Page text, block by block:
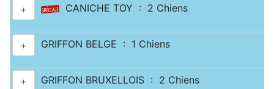
+ CANICHE TOY : 2 Chiens
+ GRIFFON BELGE : 1 Chiens
+ GRIFFON BRUXELLOIS : 2 Chiens